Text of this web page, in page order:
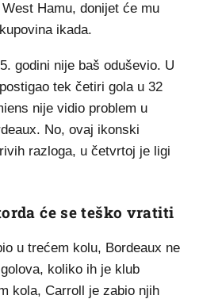
Hamu, donijet će mu
ikada.
godini nije baš oduševio. U
tek četiri gola u 32
nije vidio problem u
No, ovaj ikonski
razloga, u četvrtoj je ligi
će se teško vratiti
u trećem kolu, Bordeaux ne
koliko ih je klub
kola, Carroll je zabio njih